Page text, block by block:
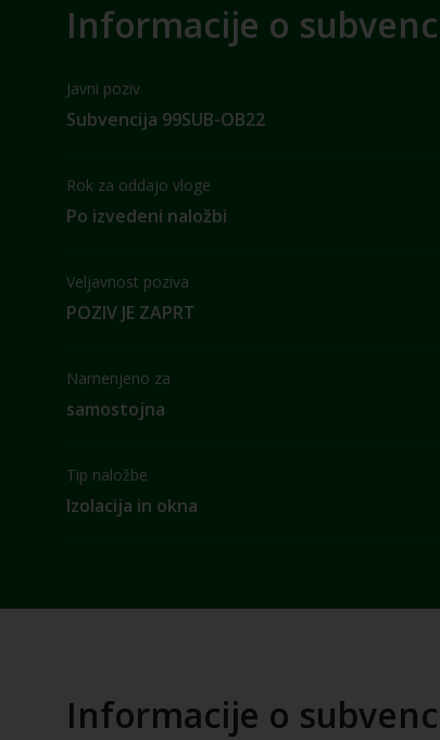
Informacije o
Javni poziv
Subvencija 99SUB-OB22
Rok za oddajo vloge
Po izvedeni naložbi
Veljavnost poziva
POZIV JE ZAPRT
Namenjeno za
samostojna
Tip naložbe
Izolacija in okna
Informacije o